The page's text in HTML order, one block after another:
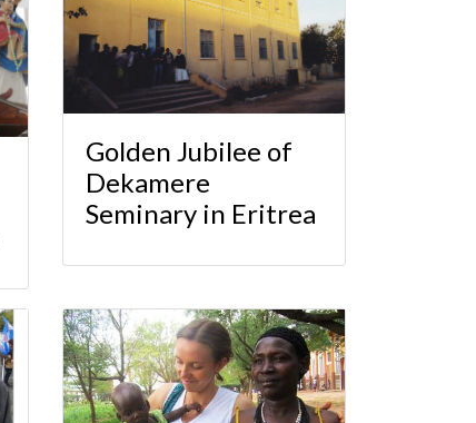
Golden Jubilee of
Dekamere
Seminary in Eritrea